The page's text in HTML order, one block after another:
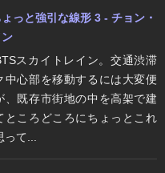
っと強引な線形 3 - チョン・
スカイトレイン。交通渋滞
中心部を移動するには大変便
、既存市街地の中を高架で建
ところどころにちょっとこれ
て...